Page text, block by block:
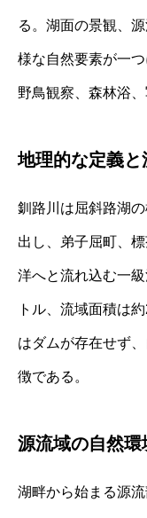
る。湖面の景観、
様な自然要素が一
野鳥観察、森林浴
地理的な定義と
釧路川は屈斜路湖
出し、弟子屈町、
洋へと流れ込む一
トル、流域面積は
はダムが存在せず
徴である。
源流域の自然環
湖畔から始まる源